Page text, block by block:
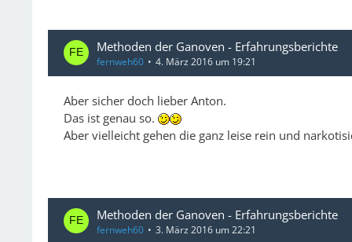
Methoden der Ganoven - Erfahrungsberichte
fernweh60 4. März 2016 um 19:21
Aber sicher doch lieber Anton.
Das ist genau so.
Aber vielleicht gehen die ganz leise rein und
Methoden der Ganoven - Erfahrungsberichte
fernweh60 3. März 2016 um 22:21